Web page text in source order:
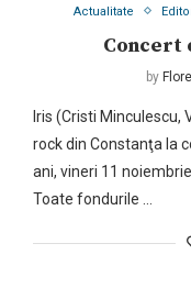
Actualitate
Concert
by
Iris (Cristi Minculescu,
rock din Constanţa la
ani, vineri 11
Toate fondurile …